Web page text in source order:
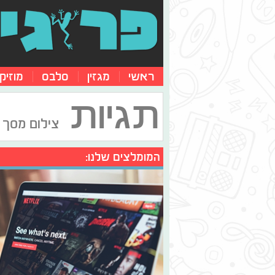
ראשי מגזין סלבס
תגיות צילום מסך
המומלצים שלנו: